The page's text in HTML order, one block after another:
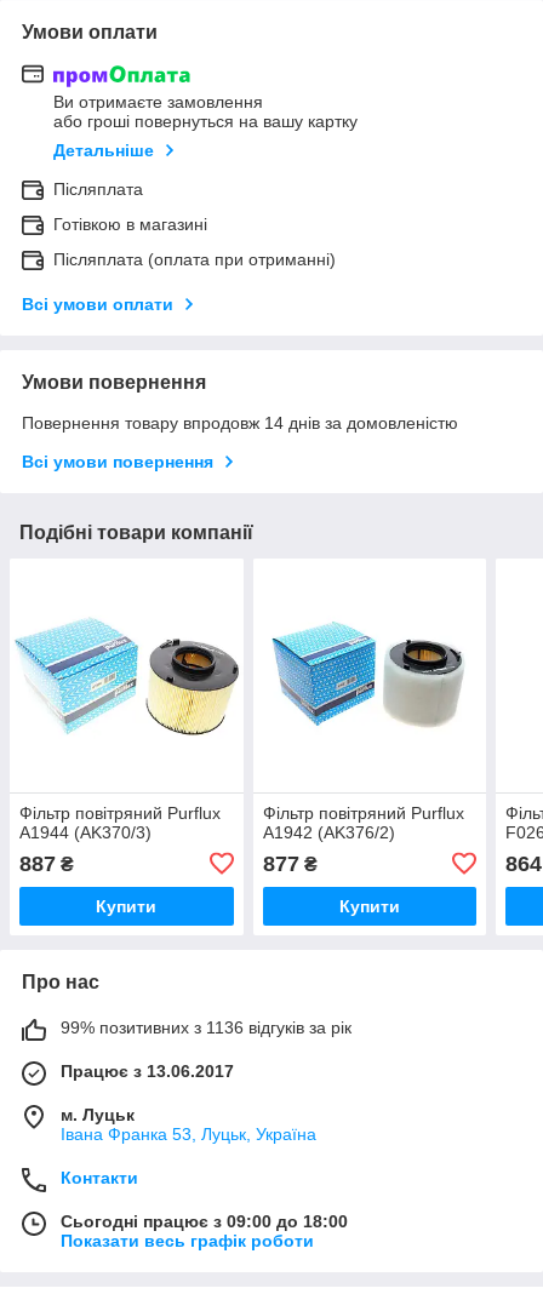
Умови оплати
Ви отримаєте замовлення
або гроші повернуться на вашу картку
Детальніше
Післяплата
Готівкою в магазині
Післяплата (оплата при отриманні)
Всі умови оплати
Умови повернення
Повернення товару впродовж 14 днів за домовленістю
Всі умови повернення
Подібні товари компанії
Фільтр повітряний Purflux
A1944 (AK370/3)
887 ₴
Купити
Фільтр повітряний Purflux
A1942 (AK376/2)
877₴
Купити
864
Про нас
99% позитивних з 1136 відгуків за рік
Працює з 13.06.2017
м. Луцьк
Івана Франка 53, Луцьк, Україна
Контакти
Сьогодні працює з 09:00 до 18:00
Показати весь графік роботи